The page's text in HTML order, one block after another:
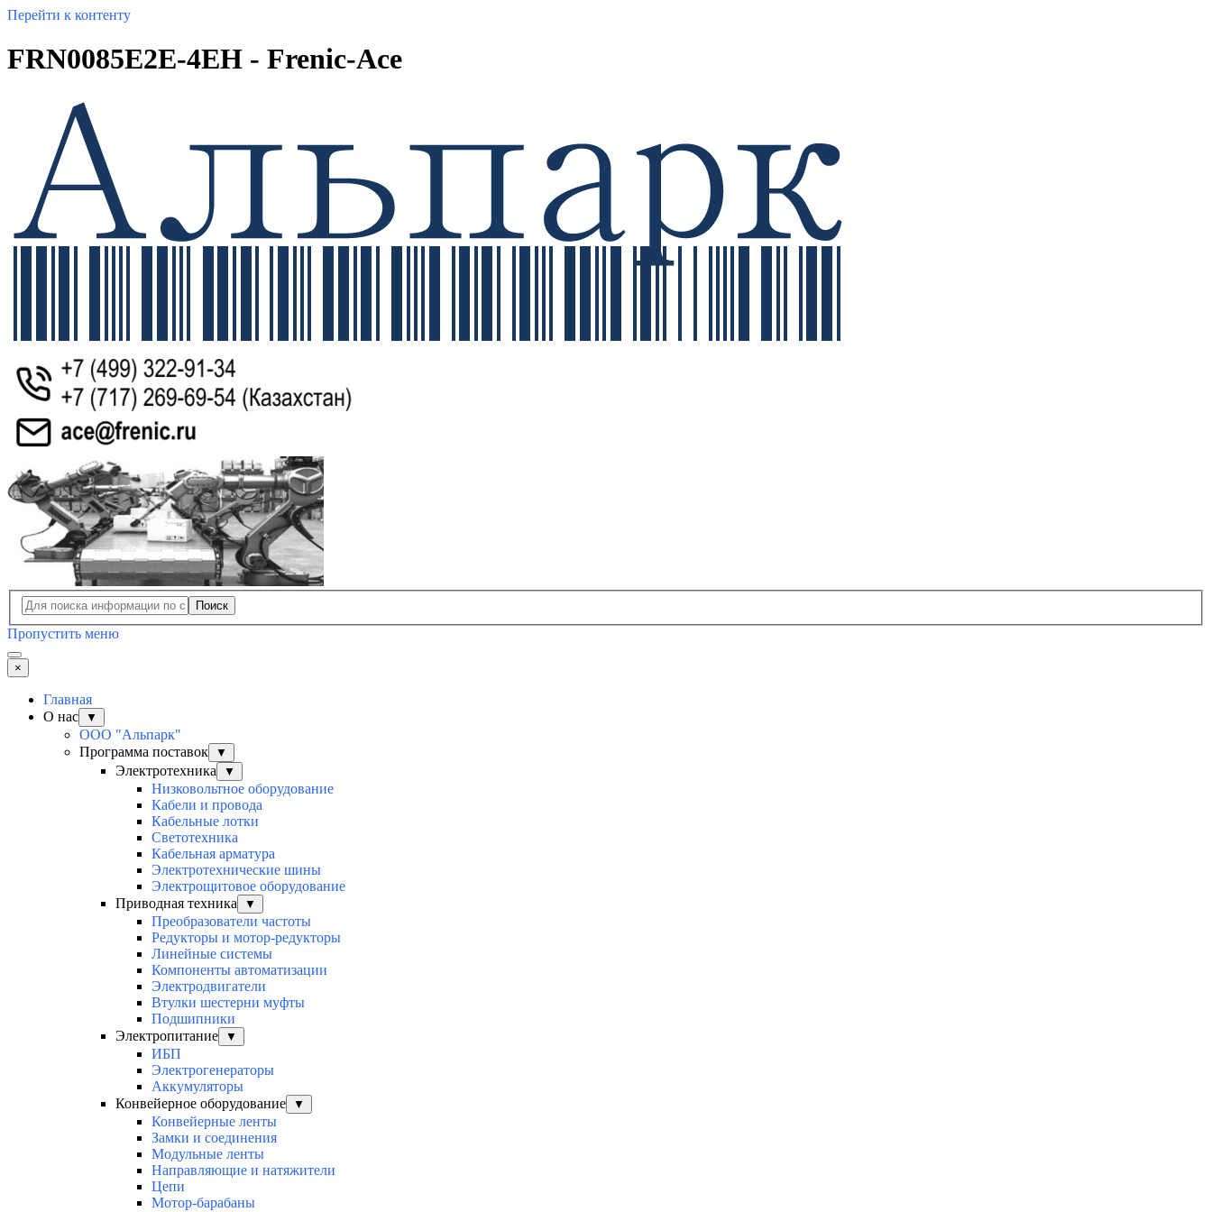
Перейти к контенту
FRN0085E2E-4EH - Frenic-Ace
Поиск
Пропустить меню
×
Главная
О нас
▼
ООО "Альпарк"
Программа поставок
▼
Электротехника ▼
Низковольтное оборудование
Кабели и провода
Кабельные лотки
Светотехника
Кабельная арматура
Электротехнические шины
Электрощитовое оборудование
Приводная техника
▼
Преобразователи частоты
Редукторы и мотор-редукторы
Линейные системы
Компоненты автоматизации
Электродвигатели
Втулки шестерни муфты
Подшипники
Электропитание
▼
ИБП
Электрогенераторы
Аккумуляторы
Конвейерное оборудование
▼
Конвейерные ленты
Замки и соединения
Модульные ленты
Направляющие и натяжители
Цепи
Мотор-барабаны